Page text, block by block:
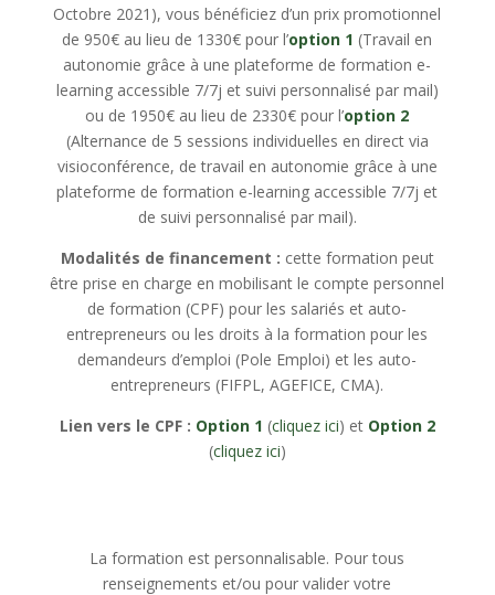
Octobre 2021), vous bénéficiez d’un prix promotionnel
de 950€ au lieu de 1330€ pour l’option 1 (Travail en
autonomie grâce à une plateforme de formation e-
learning accessible 7/7j et suivi personnalisé par mail)
ou de 1950€ au lieu de 2330€ pour l’option 2
(Alternance de 5 sessions individuelles en direct via
visioconférence, de travail en autonomie grâce à une
plateforme de formation e-learning accessible 7/7j et
de suivi personnalisé par mail).
Modalités de financement : cette formation peut
être prise en charge en mobilisant le compte personnel
de formation (CPF) pour les salariés et auto-
entrepreneurs ou les droits à la formation pour les
demandeurs d’emploi (Pole Emploi) et les auto-
entrepreneurs (FIFPL, AGEFICE, CMA).
Lien vers le CPF : Option 1 (cliquez ici) et Option 2
(cliquez ici)
La formation est personnalisable. Pour tous
renseignements et/ou pour valider votre